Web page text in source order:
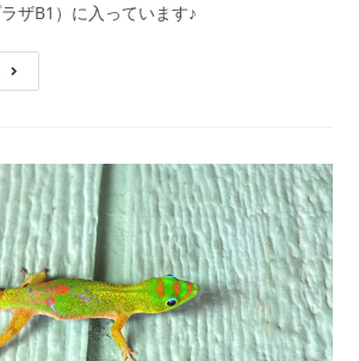
ザB1）に入っています♪